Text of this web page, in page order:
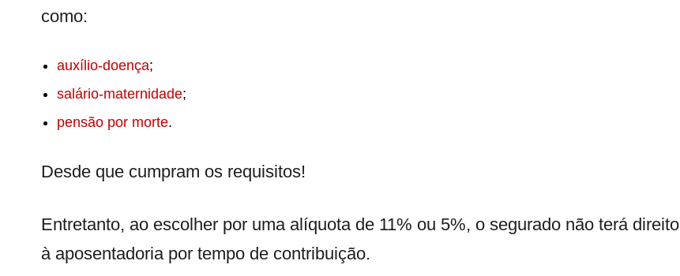
como:
auxílio-doença;
salário-maternidade;
pensão por morte.
Desde que cumpram os requisitos!
Entretanto, ao escolher por uma alíquota de 11% ou 5%, o segurado não terá direito
à aposentadoria por tempo de contribuição.